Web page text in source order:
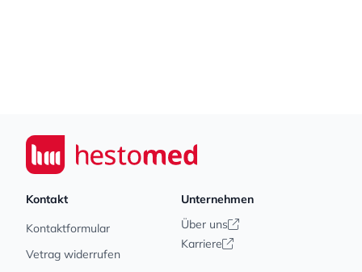
Seiwert GmbH
Kontakt
Kontaktformular
Vetrag widerrufen
Unternehmen
Über uns
Karriere